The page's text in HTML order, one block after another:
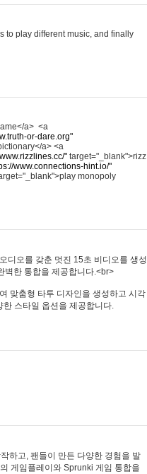
to play different music, and finally
a> <a
or-dare.org"
a> <a
" target="_blank">rizz
www.connections-hint.io/"
monopoly
디오를 갖춘 멋진 15초 비디오를 생성
벽한 통합을 제공합니다.<br>
맞춤형 타투 디자인을 생성하고 시각
스타일 옵션을 제공합니다.
하고, 팬들이 만든 다양한 경험을 발
게임플레이와 Sprunki 게임 통합을